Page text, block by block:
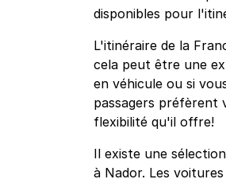
disponibles pour
L'itinéraire de la
cela peut être une
en véhicule ou si
passagers préfèrent
flexibilité qu'il offre!
Il existe une
à Nador. Les